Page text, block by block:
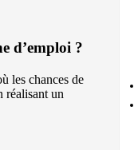
d’emploi ?
les chances de
réalisant un